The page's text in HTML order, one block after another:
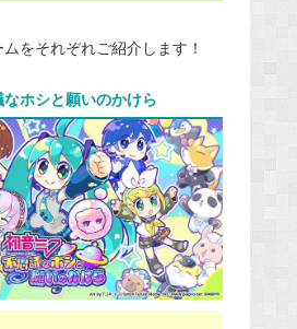
をそれぞれご紹介します！
ホシと願いのかけら